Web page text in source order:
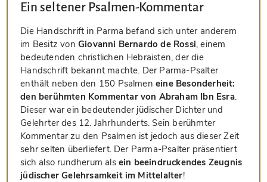
Ein seltener Psalmen-Kommentar
Die Handschrift in Parma befand sich unter anderem
im Besitz von Giovanni Bernardo de Rossi, einem
bedeutenden christlichen Hebraisten, der die
Handschrift bekannt machte. Der Parma-Psalter
enthält neben den 150 Psalmeneine Besonderheit:
den berühmten Kommentar von Abraham Ibn Esra.
Dieser war ein bedeutender jüdischer Dichter und
Gelehrter des 12. Jahrhunderts. Sein berühmter
Kommentar zu den Psalmen ist jedoch aus dieser Zeit
sehr selten überliefert. Der Parma-Psalter präsentiert
sich also rundherum als ein beeindruckendes Zeugnis
jüdischer Gelehrsamkeit im Mittelalter!